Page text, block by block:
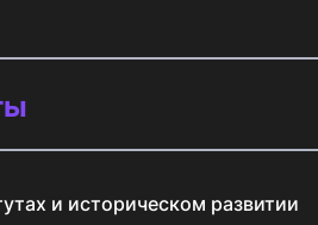
и историческом развитии